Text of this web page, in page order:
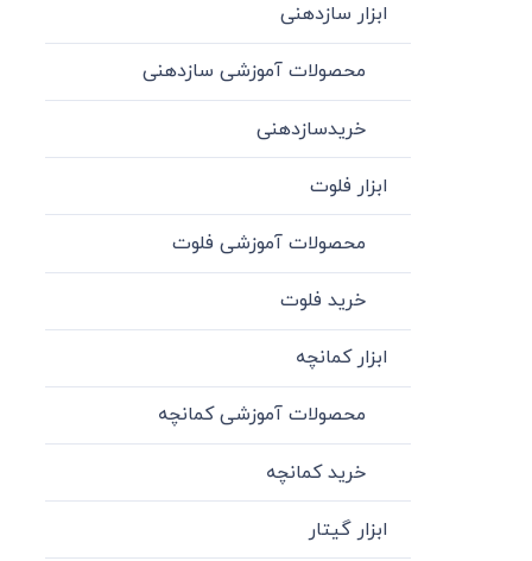
ابزار سازدهنی
محصولات آموزشی سازدهنی
خریدسازدهنی
ابزار فلوت
محصولات آموزشی فلوت
خرید فلوت
ابزار کمانچه
محصولات آموزشی کمانچه
خرید کمانچه
ابزار گیتار